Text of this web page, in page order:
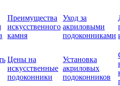
Преимущества
искусственного
камня
Уход за
акриловыми
подоконниками
Цены на
искусственные
подоконники
Установка
акриловых
подоконников